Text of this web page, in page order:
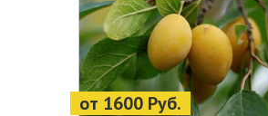
от 1600 Руб.